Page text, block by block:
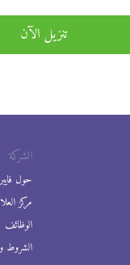
تنزيل الآن
الشركة
حول فايبر
مركز
الوظائف
الشروط